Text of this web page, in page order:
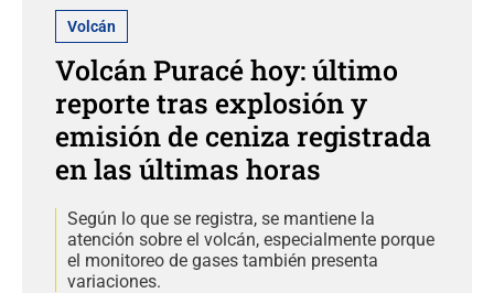
Volcán
Volcán Puracé hoy: último
reporte tras explosión y
emisión de ceniza registrada
en las últimas horas
Según lo que se registra, se mantiene la
atención sobre el volcán, especialmente porque
el monitoreo de gases también presenta
variaciones.